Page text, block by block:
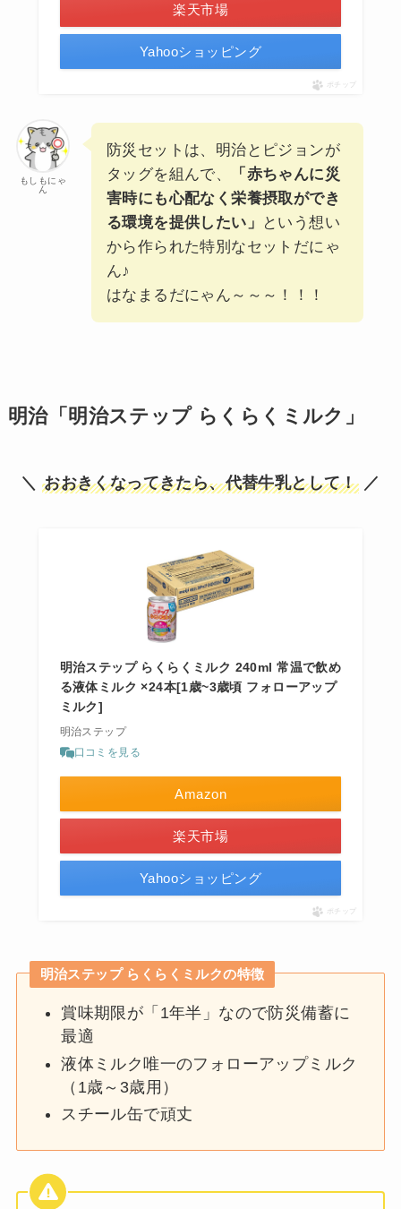
楽天市場
Yahooショッピング
ポチップ
もしもにゃ
ん
防災セットは、明治とピジョンが
タッグを組んで、
「赤ちゃんに災
害時にも心配なく栄養摂取ができ
る環境を提供したい」
という想い
から作られた特別なセットだにゃ
ん♪
はなまるだにゃん～～～！！！
明治「明治ステップ らくらくミルク」
＼おおきくなってきたら、代替牛乳として！／
明治ステップ らくらくミルク 240ml 常温で飲め
る液体ミルク ×24本[1歳~3歳頃 フォローアップ
ミルク]
明治ステップ
口コミを見る
Amazon
楽天市場
Yahooショッピング
ポチップ
明治ステップ らくらくミルクの特徴
賞味期限が「1年半」なので防災備蓄に
最適
液体ミルク唯一のフォローアップミルク
（1歳～3歳用）
スチール缶で頑丈